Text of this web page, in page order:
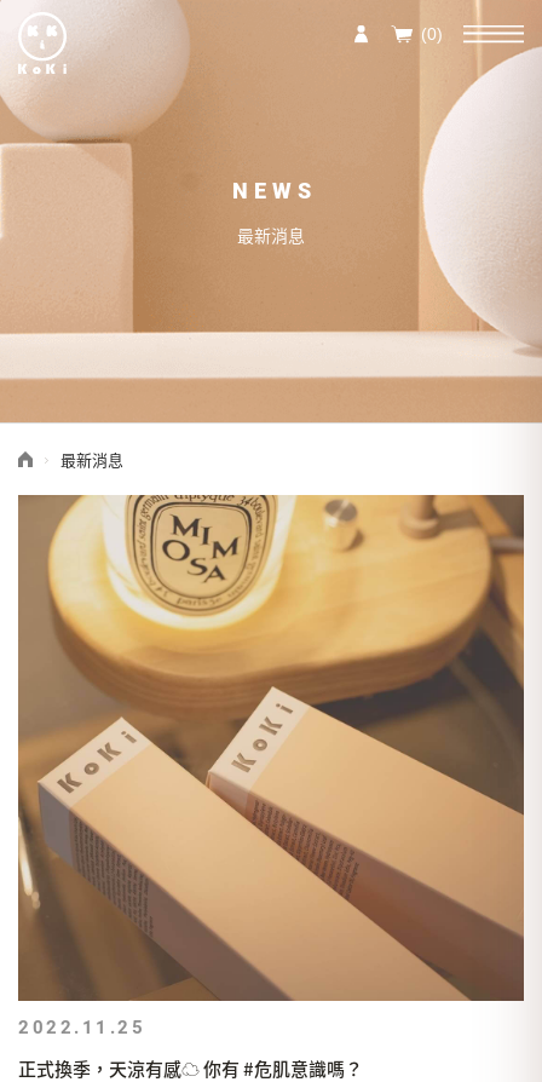
(0)
NEWS
最新消息
最新消息
2022.11.25
正式換季，天涼有感☁ 你有 #危肌意識嗎？